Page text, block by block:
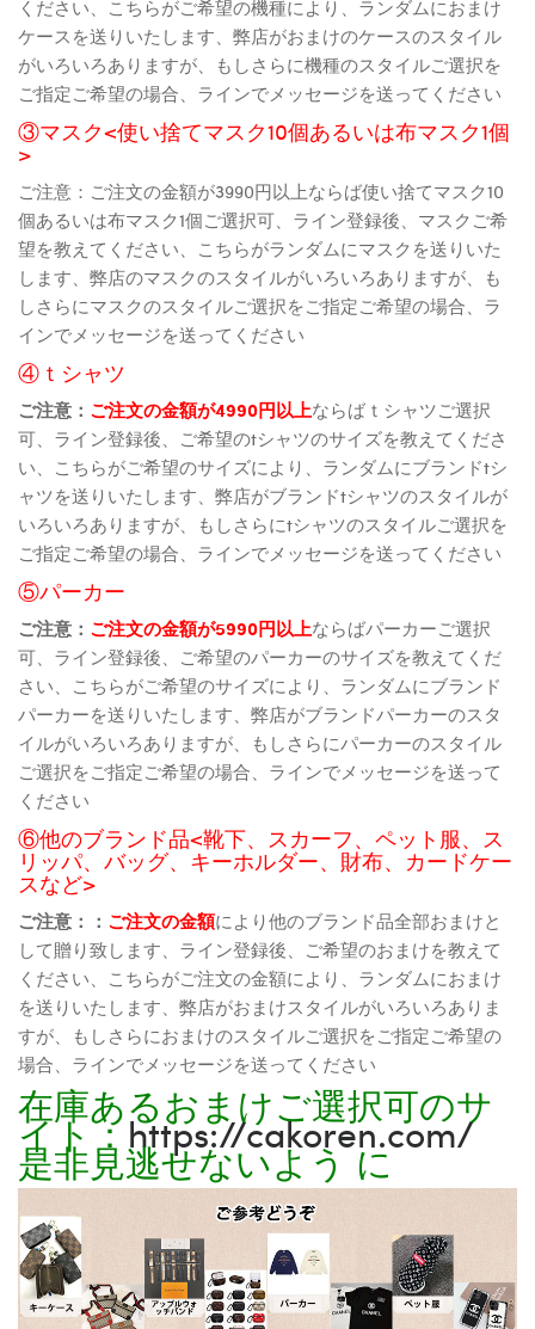
ください、こちらがご希望の機種により、ランダムにおまけ
ケースを送りいたします、弊店がおまけのケースのスタイル
がいろいろありますが、もしさらに機種のスタイルご選択を
ご指定ご希望の場合、ラインでメッセージを送ってください
③マスク<使い捨てマスク10個あるいは布マスク1個
>
ご注意：ご注文の金額が3990円以上ならば使い捨てマスク10
個あるいは布マスク1個ご選択可、ライン登録後、マスクご希
望を教えてください、こちらがランダムにマスクを送りいた
します、弊店のマスクのスタイルがいろいろありますが、も
しさらにマスクのスタイルご選択をご指定ご希望の場合、ラ
インでメッセージを送ってください
④ｔシャツ
ご注意： ご注文の金額が4990円以上ならばｔシャツご選択
可、ライン登録後、ご希望のtシャツのサイズを教えてくださ
い、こちらがご希望のサイズにより、ランダムにブランドtシ
ャツを送りいたします、弊店がブランドtシャツのスタイルが
いろいろありますが、もしさらにtシャツのスタイルご選択を
ご指定ご希望の場合、ラインでメッセージを送ってください
⑤パーカー
ご注意： ご注文の金額が5990円以上ならばパーカーご選択
可、ライン登録後、ご希望のパーカーのサイズを教えてくだ
さい、こちらがご希望のサイズにより、ランダムにブランド
パーカーを送りいたします、弊店がブランドパーカーのスタ
イルがいろいろありますが、もしさらにパーカーのスタイル
ご選択をご指定ご希望の場合、ラインでメッセージを送って
ください
⑥他のブランド品<靴下、スカーフ、ペット服、ス
リッパ、バッグ、キーホルダー、財布、カードケー
スなど>
ご注意：： ご注文の金額により他のブランド品全部おまけと
して贈り致します、ライン登録後、ご希望のおまけを教えて
ください、こちらがご注文の金額により、ランダムにおまけ
を送りいたします、弊店がおまけスタイルがいろいろありま
すが、もしさらにおまけのスタイルご選択をご指定ご希望の
場合、ラインでメッセージを送ってください
在庫あるおまけご選択可のサ
イト：https://cakoren.com/
是非見逃せないよう に